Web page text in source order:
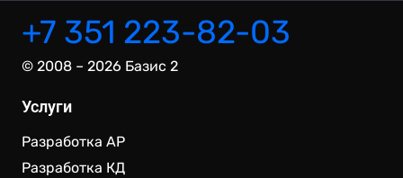
+7 351 223-82-03
© 2008 – 2026 Базис 2
Услуги
Разработка АР
Разработка КД